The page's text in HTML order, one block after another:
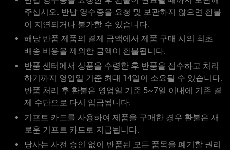
주십시오. 반납 영수증을 요청 및 보관하지 않으면 환불
이 지연되거나 불가할 수 있습니다.
해당 반품 제품의 결제 금액에서 제품 구매 시의 최초
배송 비용을 제외한 금액이 환불됩니다.
반품 센터에서 상품을 수령한 후 반품을 접수하고 처리
하기까지 영업일 기준 최대 14일이 소요될 수 있습니다.
반품 처리 후 환불은 영업일 기준 5~7일 이내에 기존 결
제 수단으로 다시 입금됩니다.
기프트 카드를 사용하여 제품을 구매한 경우 환불은 새
로운 기프트 카드로 지급됩니다.
당사는 사전 승인 없이 반품된 모든 품목을 폐기할 권리